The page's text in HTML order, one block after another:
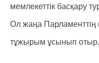
мемлекеттік басқару
Ол жаңа Парламенттің
тұжырым ұсынып отыр.